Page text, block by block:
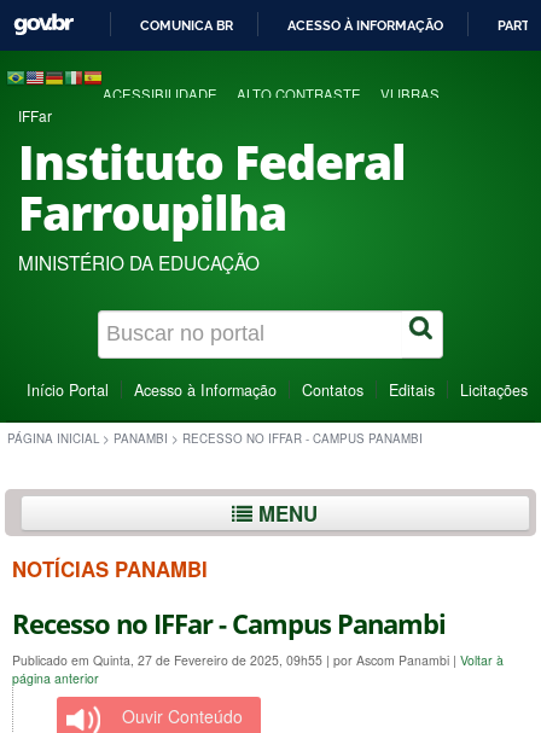
COMUNICA BR ACESSO À INFORMAÇÃO
ACESSIBILIDADE ALTO CONTRASTE VLIBRAS
IFFar
Instituto Federal
Farroupilha
MINISTÉRIO DA EDUCAÇÃO
Início Portal Acesso à Informação Contatos Editais Licitações
PÁGINA INICIAL > PANAMBI > RECESSO NO IFFAR - CAMPUS PANAMBI
MENU
NOTÍCIAS PANAMBI
Recesso no IFFar - Campus Panambi
Publicado em Quinta, 27 de Fevereiro de 2025, 09h55 | por Ascom Panambi | Voltar à
página anterior
Ouvir Conteúdo